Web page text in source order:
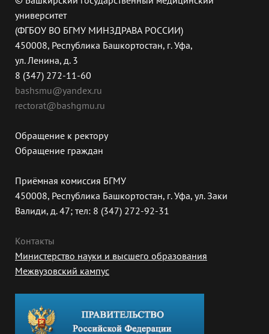
университет
(ФГБОУ ВО БГМУ МИНЗДРАВА РОССИИ)
450008, Республика Башкортостан, г. Уфа,
ул. Ленина, д. 3
8 (347) 272-11-60
bashsmu@yandex.ru
rectorat@bashgmu.ru
Обращение к ректору
Обращение граждан
Приёмная комиссия БГМУ
450008, Республика Башкортостан, г. Уфа, ул. Заки
Валиди, д. 47; тел: 8 (347) 272-92-31
Контакты
Министерство науки и высшего образования
Межвузовский кампус